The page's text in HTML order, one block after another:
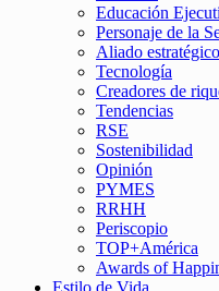
Educación
Personaje de la
Aliado estratégico
Tecnología
Creadores de
Tendencias
RSE
Sostenibilidad
Opinión
PYMES
RRHH
Periscopio
TOP+América
Awards of
Estilo de Vida